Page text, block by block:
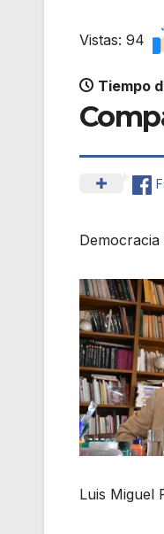
Vistas: 94
Tiempo
Luis Miguel